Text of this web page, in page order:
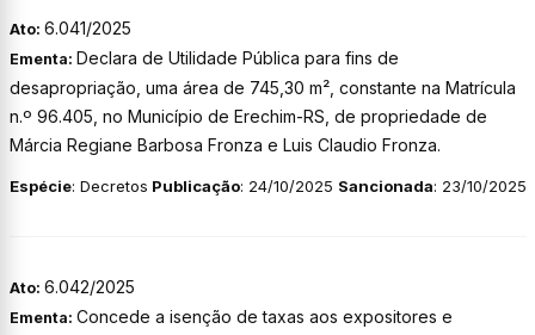
Ato: 6.041/2025
Ementa: Declara de Utilidade Pública para fins de
desapropriação, uma área de 745,30 m², constante na Matrícula
n.º 96.405, no Município de Erechim-RS, de propriedade de
Márcia Regiane Barbosa Fronza e Luis Claudio Fronza.
Espécie: Decretos Publicação: 24/10/2025 Sancionada: 23/10/2025
Ato: 6.042/2025
Ementa: Concede a isenção de taxas aos expositores e